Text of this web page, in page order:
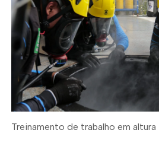
Treinamento de trabalho em altura